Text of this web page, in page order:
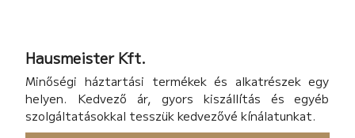
Hausmeister Kft.
Minőségi háztartási termékek és alkatrészek egy
helyen. Kedvező ár, gyors kiszállítás és egyéb
szolgáltatásokkal tesszük kedvezővé kínálatunkat.